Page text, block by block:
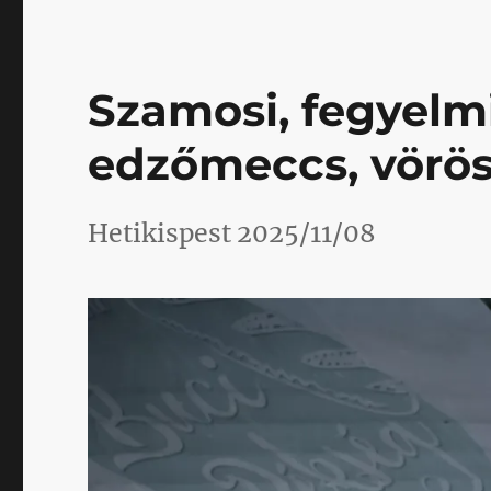
Szamosi,
edzőmeccs,
Hetikispest 2025/11/08